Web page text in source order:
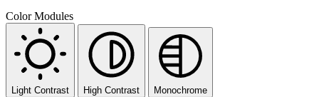
Color Modules
Light Contrast High Contrast Monochrome